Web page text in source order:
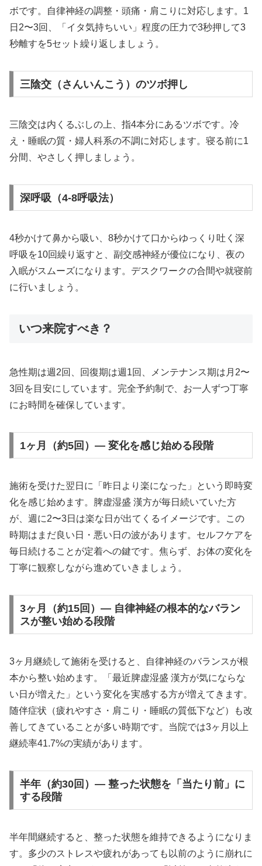
ボです。自律神経の調整・頭痛・肩こりに対応します。1
日2〜3回、「イタ気持ちいい」程度の圧力で3秒押して3
秒離すを5セット繰り返しましょう。
三陰交（さんいんこう）のツボ押し
三陰交は内くるぶしの上、指4本分にあるツボです。冷
え・睡眠の質・婦人科系の不調に対応します。寝る前に1
分間、やさしく押しましょう。
深呼吸（4-8呼吸法）
4秒かけて鼻から吸い、8秒かけて口からゆっくり吐く深
呼吸を10回繰り返すと、副交感神経が優位になり、夜の
入眠がスムーズになります。デスクワークの合間や就寝前
に行いましょう。
いつ来院すべき？
急性期は週2回、回復期は週1回、メンテナンス期は月2〜
3回を目安にしています。完全予約制で、お一人ずつ丁寧
にお時間を確保しています。
1ヶ月（約5回）— 変化を感じ始める段階
施術を受けた翌日に「昨日より楽になった」という即時変
化を感じ始めます。脾虚湿盛 漢方が毎日続いていた方
が、週に2〜3日は楽な日が出てくるイメージです。この
時期はまだ良い日・悪い日の波があります。セルフケアを
毎日続けることが定着への鍵です。焦らず、お体の変化を
丁寧に観察しながら進めていきましょう。
3ヶ月（約15回）— 自律神経の根本的なバラン
スが整い始める段階
3ヶ月継続して施術を受けると、自律神経のバランスが根
本から整い始めます。「最近脾虚湿盛 漢方が気にならな
い日が増えた」という変化を実感する方が増えてきます。
随伴症状（疲れやすさ・肩こり・睡眠の質低下など）も改
善してきていることが多い時期です。当院では3ヶ月以上
継続率41.7%の実績があります。
半年（約30回）— 整った状態を「当たり前」に
する段階
半年間継続すると、整った状態を維持できるようになりま
す。多少のストレスや疲れがあっても以前のように崩れに